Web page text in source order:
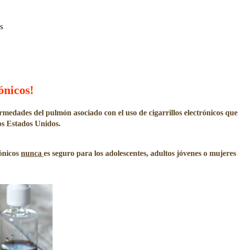
!
del pulmón asociado con el uso de cigarrillos electrónicos que
Estados Unidos.
nunca es seguro para los adolescentes, adultos jóvenes o mujeres